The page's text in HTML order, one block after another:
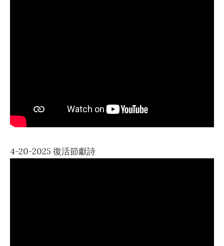
4-20-2025 復活節獻詩